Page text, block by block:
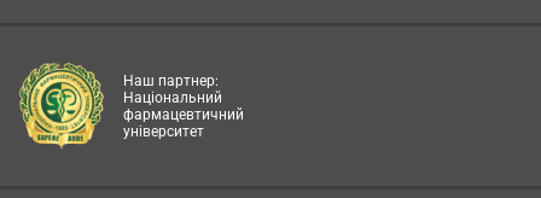
Наш партнер:
Національний
фармацевтичний
університет